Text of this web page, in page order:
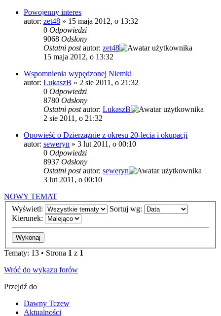
Powojenny interes
autor: zet48 » 15 maja 2012, o 13:32
0 Odpowiedzi
9068 Odsłony
Ostatni postautor: zet48
15 maja 2012, o 13:32
Wspomnienia wypędzonej Niemki
autor: LukaszB » 2 sie 2011, o 21:32
0 Odpowiedzi
8780 Odsłony
Ostatni postautor: LukaszB
2 sie 2011, o 21:32
Opowieść o Dzierzążnie z okresu 20-lecia i okupacji
autor: seweryn » 3 lut 2011, o 00:10
0 Odpowiedzi
8937 Odsłony
Ostatni postautor: seweryn
3 lut 2011, o 00:10
NOWY TEMAT
Wyświetl:
Sortuj wg:
Kierunek:
Tematy: 13 • Strona 1 z 1
Wróć do wykazu forów
Przejdź do
Dawny Tczew
Aktualności